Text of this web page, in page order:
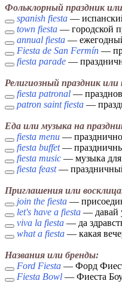
Фольклорный праздник
spanish fiesta —
town fiesta — городской
annual fiesta —
Fiesta de San Fermín —
fiesta parade —
Религиозный праздник
fiesta patronal —
patron saint fiesta —
Еда или музыка на
fiesta menu —
fiesta buffet—
fiesta music — музыка для
fiesta feast—
Приглашения или
join the fiesta —
let's have a fiesta — давай
viva la fiesta — да
what a fiesta — какая
Названия или бренды:
Ford Fiesta — Форд
Fiesta Bowl — Фиеста